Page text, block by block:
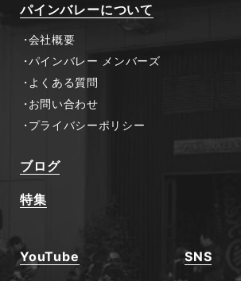
パインバレーについて
会社概要
パインバレー メンバーズ
よくある質問
お問い合わせ
プライバシーポリシー
ブログ
特集
YouTube SNS